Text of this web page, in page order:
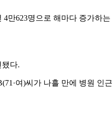
만623명으로 해마다 증가하
다.
여)씨가 나흘 만에 병원 인